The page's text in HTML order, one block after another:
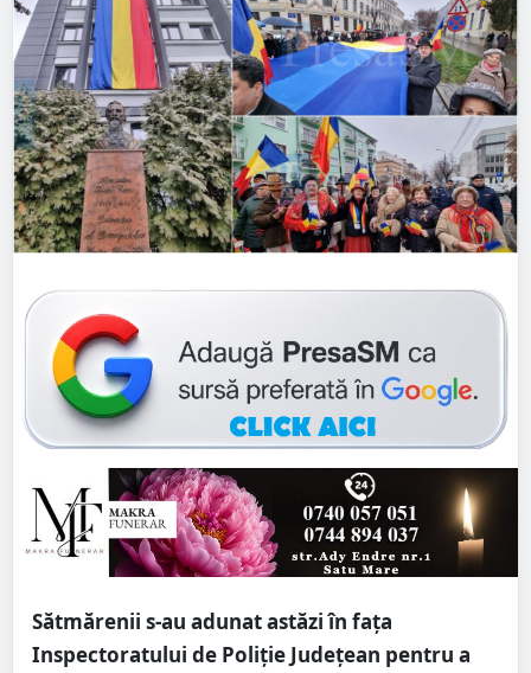
Sătmărenii s-au adunat astăzi în fața
Inspectoratului de Poliție Județean pentru a